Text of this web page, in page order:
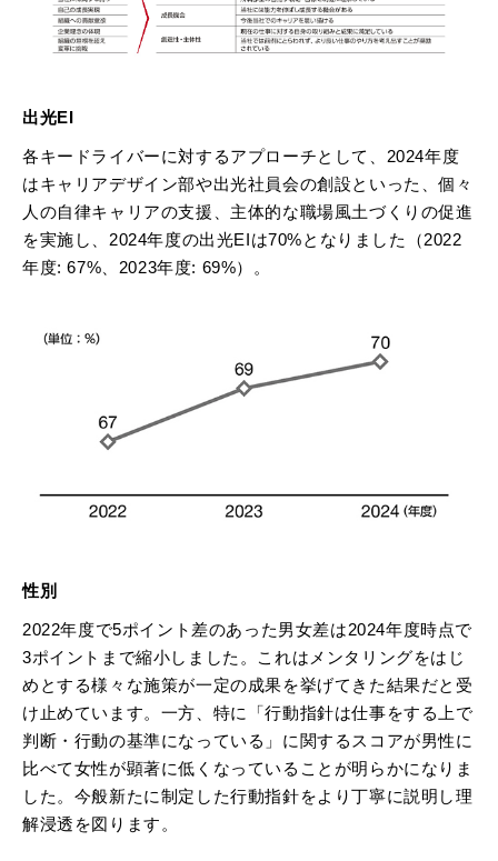
出光EI
各キードライバーに対するアプローチとして、2024年度
はキャリアデザイン部や出光社員会の創設といった、個々
人の自律キャリアの支援、主体的な職場風土づくりの促進
を実施し、2024年度の出光EIは70%となりました（2022
年度: 67%、2023年度: 69%）。
性別
2022年度で5ポイント差のあった男女差は2024年度時点で
3ポイントまで縮小しました。これはメンタリングをはじ
めとする様々な施策が一定の成果を挙げてきた結果だと受
け止めています。一方、特に「行動指針は仕事をする上で
判断・行動の基準になっている」に関するスコアが男性に
比べて女性が顕著に低くなっていることが明らかになりま
した。今般新たに制定した行動指針をより丁寧に説明し理
解浸透を図ります。